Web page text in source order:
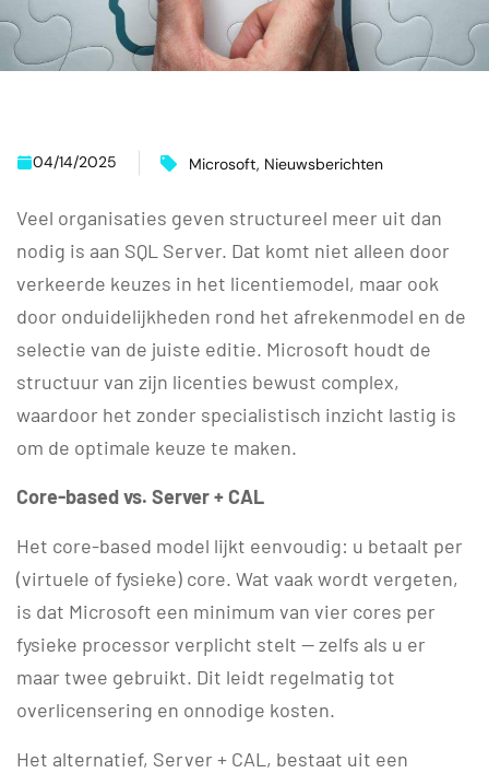
04/14/2025 Microsoft, Nieuwsberichten
Veel organisaties geven structureel meer uit dan
nodig is aan SQL Server. Dat komt niet alleen door
verkeerde keuzes in het licentiemodel, maar ook
door onduidelijkheden rond het afrekenmodel en de
selectie van de juiste editie. Microsoft houdt de
structuur van zijn licenties bewust complex,
waardoor het zonder specialistisch inzicht lastig is
om de optimale keuze te maken.
Core-based vs. Server + CAL
Het core-based model lijkt eenvoudig: u betaalt per
(virtuele of fysieke) core. Wat vaak wordt vergeten,
is dat Microsoft een minimum van vier cores per
fysieke processor verplicht stelt — zelfs als u er
maar twee gebruikt. Dit leidt regelmatig tot
overlicensering en onnodige kosten.
Het alternatief, Server + CAL, bestaat uit een